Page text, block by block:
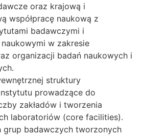
oraz krajową i
współpracę naukową z
badawczymi i
w zakresie
organizacji badań naukowych i
struktury
prowadzące do
zakładów i tworzenia
laboratoriów (core facilities).
grup badawczych tworzonych